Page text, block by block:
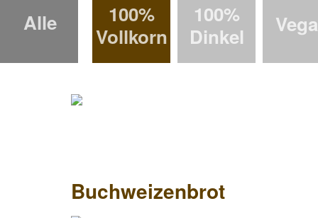
Alle
100%
Vollkorn
100%
Dinkel
Buchweizenbrot